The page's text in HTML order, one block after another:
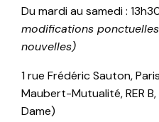
Du mardi au samedi :
modifications
nouvelles)
1 rue Frédéric Sauton,
Maubert-Mutualité, RER
Dame)